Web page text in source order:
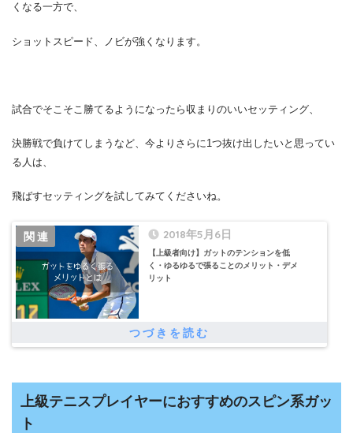
くなる一方で、
ショットスピード、ノビが強くなります。
試合でそこそこ勝てるようになったら収まりのいいセッティング、
決勝戦で負けてしまうなど、今よりさらに1つ抜け出したいと思ってい
る人は、
飛ばすセッティングを試してみてくださいね。
2018年5月6日
【上級者向け】ガットのテンションを低
く・ゆるゆるで張ることのメリット・デメ
リット
上級テニスプレイヤーにおすすめのスピン系ガッ
ト